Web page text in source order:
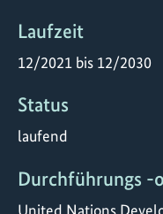
Laufzeit
12/2021 bis 12/2030
Status
laufend
Durchführungs -
United Nations